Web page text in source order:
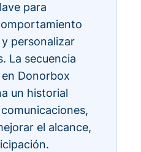
para
personalizar
La secuencia
Donorbox
un historial
el alcance,